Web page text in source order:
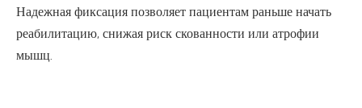
Надежная фиксация позволяет пациентам раньше начать
реабилитацию, снижая риск скованности или атрофии
мышц.